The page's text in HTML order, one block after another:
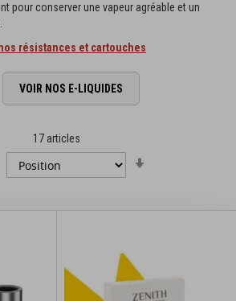
pour conserver une vapeur agréable et un
résistances et cartouches
VOIR NOS E-LIQUIDES
17articles